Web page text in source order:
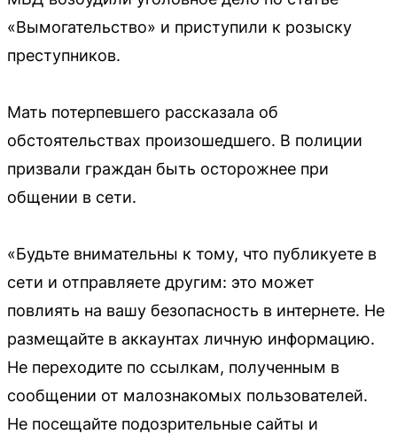
«Вымогательство» и приступили к розыску
преступников.
Мать потерпевшего рассказала об
обстоятельствах произошедшего. В полиции
призвали граждан быть осторожнее при
общении в сети.
«Будьте внимательны к тому, что публикуете в
сети и отправляете другим: это может
повлиять на вашу безопасность в интернете. Не
размещайте в аккаунтах личную информацию.
Не переходите по ссылкам, полученным в
сообщении от малознакомых пользователей.
Не посещайте подозрительные сайты и